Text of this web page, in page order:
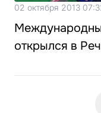
02 октября 2013
открылся в